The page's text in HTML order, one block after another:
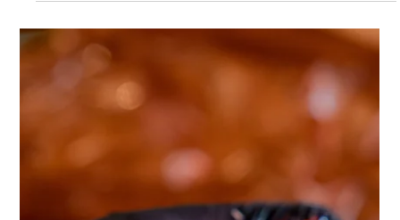
10 janv.
1 min de lecture
Viandes fumées & accompagnements : conseils melt
Chez MELT , tout tourne autour d’une chose : le barbecue texan
fumé lentement , préparé sur place chaque jour. Pas besoin de s’y
viandes sont fumées à basse température pendant plusieurs heures
. Ce procédé permet d’obtenir une viande tendre, juteuse et pleine de
goût , sans être sèche.Chaque viande a sa propre texture, mais